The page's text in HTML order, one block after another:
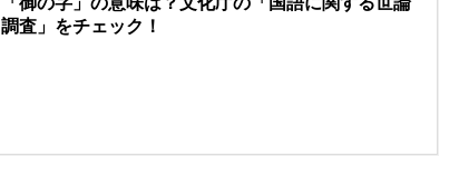
調査」をチェック！